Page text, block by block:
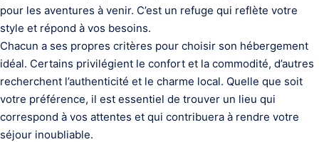
pour les aventures à venir. C’est un refuge qui reflète votre
style et répond à vos besoins.
Chacun a ses propres critères pour choisir son hébergement
idéal. Certains privilégient le confort et la commodité, d’autres
recherchent l’authenticité et le charme local. Quelle que soit
votre préférence, il est essentiel de trouver un lieu qui
correspond à vos attentes et qui contribuera à rendre votre
séjour inoubliable.